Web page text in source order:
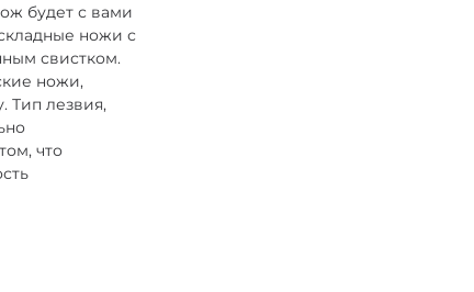
будет с вами
ножи с
свистком.
ножи,
Тип лезвия,
что